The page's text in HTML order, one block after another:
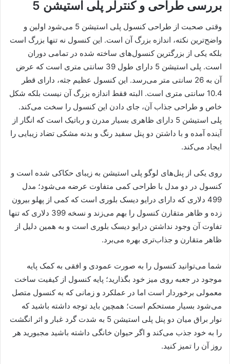
بررسی طراحی و کنترلر پلی استیشن 5
وقتی صحبت از طراحی کنسول پلی استیشن 5 می‌شود اولین و
واضح‌ترین نکته، اندازه بزرگ آن است. این کنسول نه تنها بزرگ است
بلکه یکی از بزرگترین کنسول‌های ساخته شده در تمامی دوران
است. پلی استیشن 5 دارای طول 39 سانتی متری است که عرض
آن به 26 سانتی متر می‌رسد. این کنسول عظیم جثه، دارای قطر
10.4 سانتی متری است. البته فقط اندازه بزرگ آن نیست بلکه شکل
خاص و طراحی جذاب آن، جای دادن این کنسول را سخت می‌کند.
پلی استیشن 5 دارای ظاهری بسیار مدرن و رباتیک است که انگار از
آینده آمده و با داشتن دو پنل سفید رنگ و بدنه مشکی تضاد زیبایی را
ایجاد می‌کند.
روی یکی از پنل‌های لوگو پلی استیشن به زیبای حکاکی شده است و
کنسول در دو مدل با طراحی کمی متفاوت عرضه می‌شود؛ مدل
499 دلاری که دارای درایو دیسک بلوری است که کمی از پهلو بیرون
زده و ظاهر متقارن کنسول را بهم می‌زند و نسخه 399 دلاری که تنها
تفاوت آن وجود نداشتن درایو دیسک بلوری است و به همین دلیل از
ظاهر متقارن و جذاب‌تری بهره می‌برد.
شما می‌توانید کنسول را به صورت عمودی و افقی به کمک پایه
موجود در جعبه روی میز خود بگذارید؛ پایه کنسول از کیفیت ساخت
معمولی برخوردار است اما در عملکرد و زمانی که به کنسول متصل
می‌شود بسیار مستحکم است؛ همچین باید توجه داشته باشید که
نوار براق میان دو پنل پلی استیشن 5 به شدت گرد غبار و اثر انگشت
را به خود جذب می‌کند و اگر حیوان خانگی داشته باشید مجبورید هر
روز آن را تمیز کنید.